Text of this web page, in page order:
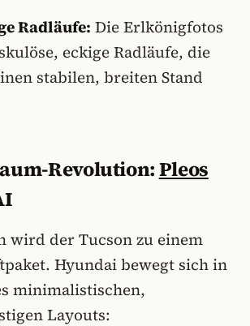
Radläufe: Die Erlkönigfotos
eckige Radläufe, die
stabilen, breiten Stand
Revolution:Pleos
wird der Tucson zu einem
Hyundai bewegt sich in
minimalistischen,
Layouts: